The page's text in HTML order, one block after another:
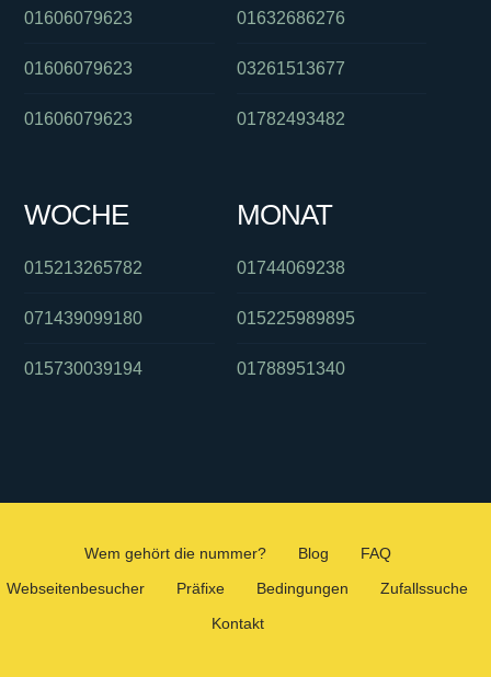
01606079623
01606079623
01606079623
01632686276
03261513677
01782493482
WOCHE
015213265782
071439099180
015730039194
MONAT
01744069238
015225989895
01788951340
Wem gehört die nummer? Blog
FAQ
Webseitenbesucher
Präfixe Bedingungen
Zufallssuche
Kontakt